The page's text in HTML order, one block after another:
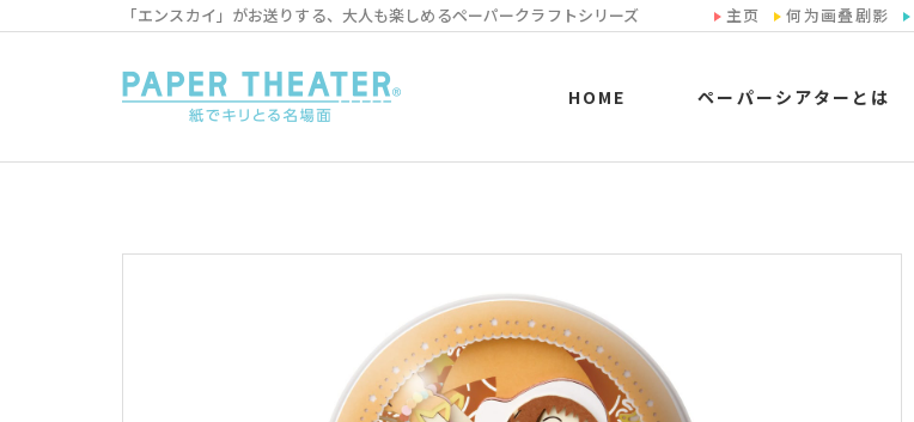
「エンスカイ」がお送りする、大人も楽しめるペーパークラフトシリーズ 主页 何为画叠剧影
HOME ペーパーシアターとは